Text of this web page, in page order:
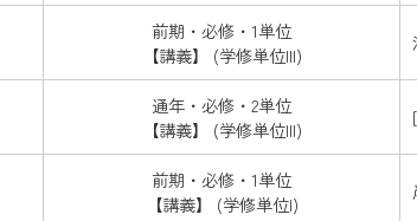
前期・必修・1単位
【講義】 (学修単位III)
通年・必修・2単位
【講義】 (学修単位III)
前期・必修・1単位
【講義】 (学修単位I)